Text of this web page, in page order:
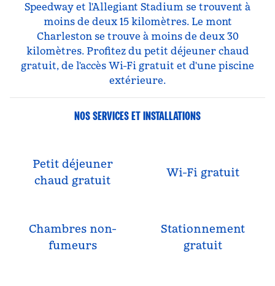
Speedway et l'Allegiant Stadium se trouvent à
moins de deux 15 kilomètres. Le mont
Charleston se trouve à moins de deux 30
kilomètres. Profitez du petit déjeuner chaud
gratuit, de l'accès Wi-Fi gratuit et d'une piscine
extérieure.
NOS SERVICES ET INSTALLATIONS
Petit déjeuner
chaud gratuit
Wi-Fi gratuit
Chambres non-
fumeurs
Stationnement
gratuit